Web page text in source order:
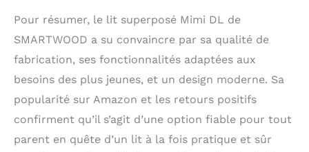
Pour résumer, le lit superposé Mimi DL de
SMARTWOOD a su convaincre par sa qualité de
fabrication, ses fonctionnalités adaptées aux
besoins des plus jeunes, et un design moderne. Sa
popularité sur Amazon et les retours positifs
confirment qu’il s’agit d’une option fiable pour tout
parent en quête d’un lit à la fois pratique et sûr